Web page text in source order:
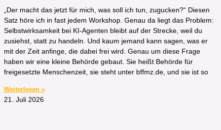
„Der macht das jetzt für mich, was soll ich tun, zugucken?“ Diesen
Satz höre ich in fast jedem Workshop. Genau da liegt das Problem:
Selbstwirksamkeit bei KI-Agenten bleibt auf der Strecke, weil du
zusiehst, statt zu handeln. Und kaum jemand kann sagen, was er
mit der Zeit anfinge, die dabei frei wird. Genau um diese Frage
haben wir eine kleine Behörde gebaut. Sie heißt Behörde für
freigesetzte Menschenzeit, sie steht unter bffmz.de, und sie ist so
Weiterlesen »
21. Juli 2026